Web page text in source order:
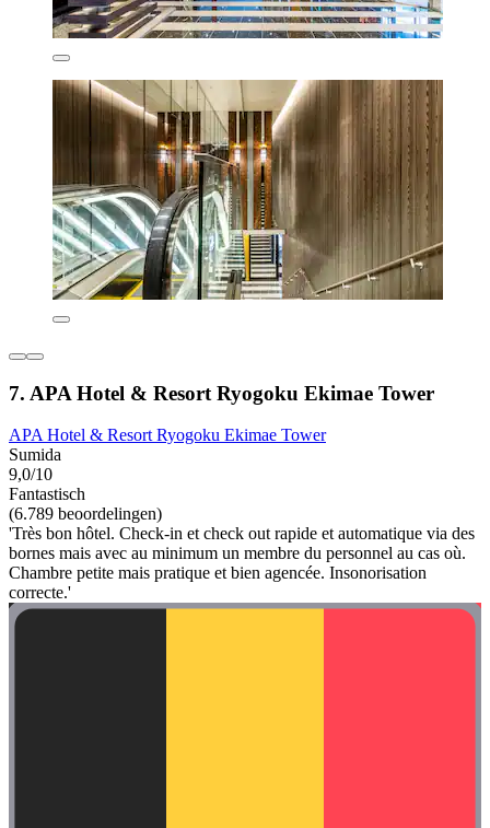
7. APA Hotel & Resort Ryogoku Ekimae Tower
APA Hotel & Resort Ryogoku Ekimae Tower
Sumida
9,0/10
Fantastisch
(6.789 beoordelingen)
'Très bon hôtel. Check-in et check out rapide et automatique via des
bornes mais avec au minimum un membre du personnel au cas où.
Chambre petite mais pratique et bien agencée. Insonorisation
correcte.'